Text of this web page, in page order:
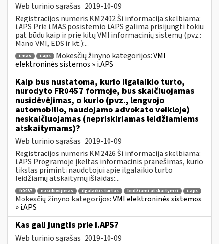
Web turinio sąrašas 2019-10-09
Registracijos numeris KM2402 Ši informacija skelbiama:
i.APS Prie i.MAS posistemio i.APS galima prisijungti tokiu
pat būdu kaip ir prie kitų VMI informacinių sistemų (pvz.:
Mano VMI, EDS ir kt.):...
i.mas i.aps Mokesčių žinyno kategorijos:VMI
elektroninės sistemos » i.APS
Kaip bus nustatoma, kurio ilgalaikio turto,
nurodyto FR0457 formoje, bus skaičiuojamas
nusidėvėjimas, o kurio (pvz., lengvojo
automobilio, naudojamo advokato veikloje)
neskaičiuojamas (nepriskiriamas leidžiamiems
atskaitymams)?
Web turinio sąrašas 2019-10-09
Registracijos numeris KM2426 Ši informacija skelbiama:
i.APS Programoje įkeltas informacinis pranešimas, kurio
tikslas priminti naudotojui apie ilgalaikio turto
leidžiamų atskaitymų išlaidas:...
fr0457 nusidėvėjimas ilgalaikis turtas leidžiami atskaitymai i.aps
Mokesčių žinyno kategorijos:VMI elektroninės sistemos
» i.APS
Kas gali jungtis prie i.APS?
Web turinio sąrašas 2019-10-09